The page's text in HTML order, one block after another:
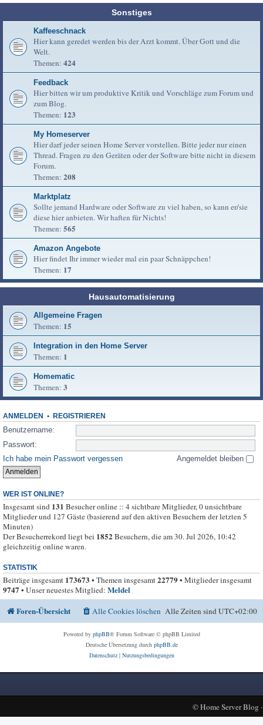
Sonstiges
Kaffeeschnack
Hier kann geredet werden bis der Arzt kommt. Über Gott und die
Welt.
Themen: 424
Feedback
Hier bitten wir um produktive Kritik und Vorschläge zum Forum und
zum Blog.
Themen: 123
My Homeserver
Hier darf jeder seinen Home Server vorstellen. Bitte jeder nur einen
Thread. Fragen zu den Geräten oder der Software bitte nicht in diesem
Forum.
Themen: 208
Marktplatz
Sollte jemand Hardware oder Software zu viel haben, so kann er/sie
diese hier anbieten. Wir haften für Nichts!
Themen: 565
Amazon Angebote
Hier findet Ihr immer wieder mal ein paar Schnäppchen!
Themen: 17
Hausautomatisierung
Allgemeine Fragen
Themen: 15
Integration in den Home Server
Themen: 1
Homematic
Themen: 3
ANMELDEN • REGISTRIEREN
Benutzername:
Passwort:
Ich habe mein Passwort vergessen
Angemeldet bleiben
WER IST ONLINE?
Insgesamt sind 131 Besucher online :: 4 sichtbare Mitglieder, 0 unsichtbare
Mitglieder und 127 Gäste (basierend auf den aktiven Besuchern der letzten 5
Minuten)
Der Besucherrekord liegt bei 1852Besuchern, die am 30. Jul 2026, 10:42
gleichzeitig online waren.
STATISTIK
Beiträge insgesamt 173673 • Themen insgesamt22779• Mitglieder insgesamt
9747• Unser neuestes Mitglied: Meldel
Foren-Übersicht
Alle Zeiten sindUTC+02:00
Alle Cookies löschen
Powered by phpBB® Forum Software © phpBB Limited
Deutsche Übersetzung durch phpBB.de
Datenschutz| Nutzungsbedingungen
©Home Server Blog